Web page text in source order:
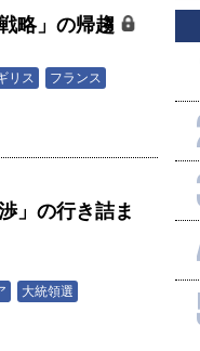
略」の帰趨
リス
フランス
」の行き詰ま
大統領選